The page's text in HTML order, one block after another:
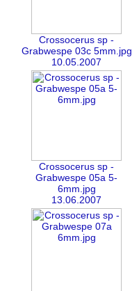
Crossocerus sp -
Grabwespe 03c 5mm.jpg
10.05.2007
Crossocerus sp -
Grabwespe 05a 5-
6mm.jpg
13.06.2007